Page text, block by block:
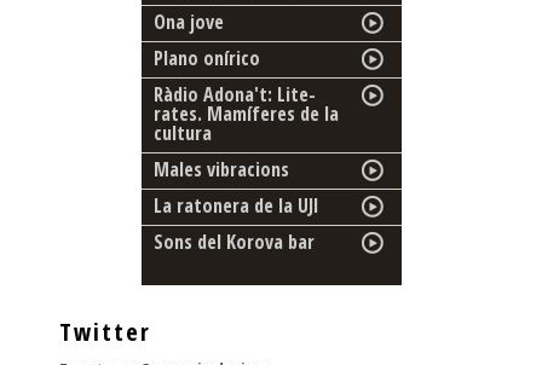
Ona jove
Plano onírico
Ràdio Adona't: Lite-
rates. Mamíferes de la
cultura
Males vibracions
La ratonera de la UJI
Sons del Korova bar
Twitter